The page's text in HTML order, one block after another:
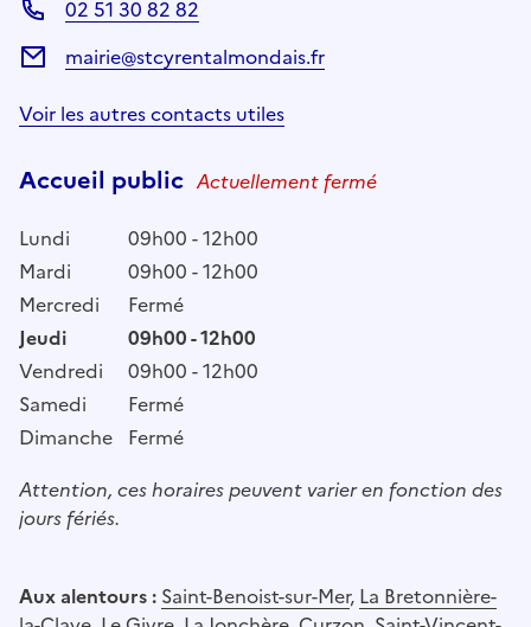
02 51 30 82 82
mairie@stcyrentalmondais.fr
Voir les autres contacts utiles
Accueil public Actuellement fermé
Lundi
09h00 - 12h00
Mardi
09h00 - 12h00
Mercredi
Fermé
Jeudi
09h00 - 12h00
Vendredi
09h00 - 12h00
Samedi
Fermé
Dimanche Fermé
Attention, ces horaires peuvent varier en fonction des
jours fériés.
Aux alentours : Saint-Benoist-sur-Mer, La Bretonnière-